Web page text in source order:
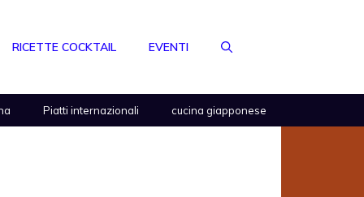
RICETTE COCKTAIL EVENTI
Piatti internazionali cucina giapponese